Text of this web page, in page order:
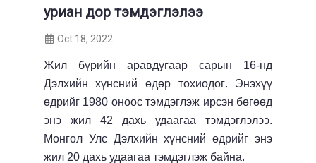
уриан дор тэмдэглэлээ
Oct 18, 2022
Жил бүрийн аравдугаарсарын 16-нд
Дэлхийн хүнсний өдөр тохиодог. Энэхүү
өдрийг 1980 оноос тэмдэглэж ирсэн бөгөөд
энэ жил 42 дахь удаагаа тэмдэглэлээ.
Монгол Улс Дэлхийн хүнсний өдрийг энэ
жил 20 дахь удаагаа тэмдэглэж байна.